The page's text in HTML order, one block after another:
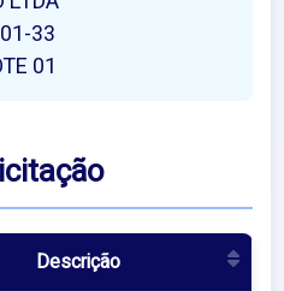
33
01
Descrição